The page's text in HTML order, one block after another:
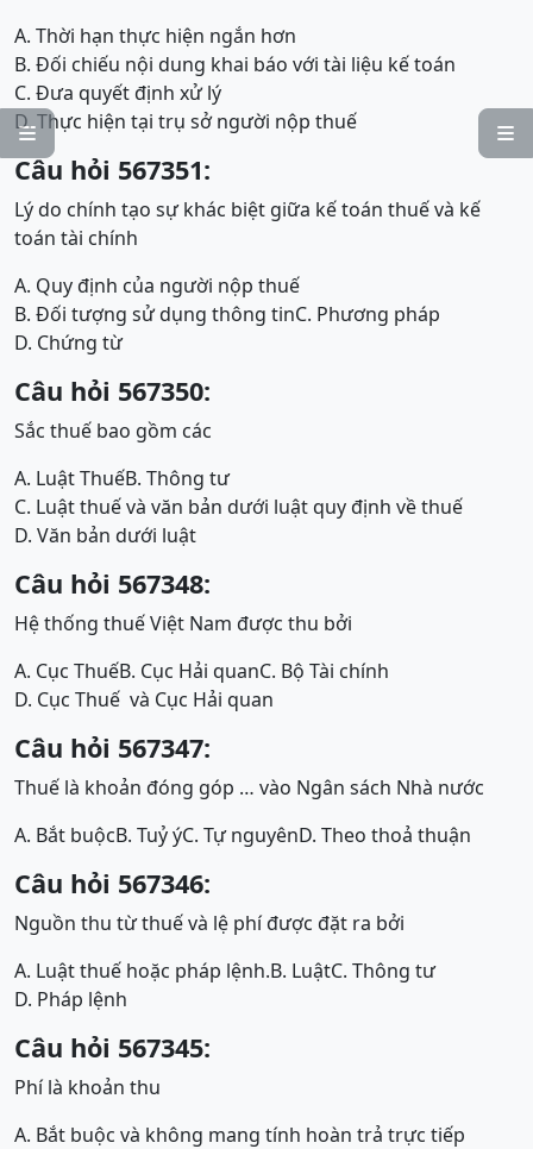


A. Thời hạn thực hiện ngắn hơn
B. Đối chiếu nội dung khai báo với tài liệu kế toán
C. Đưa quyết định xử lý
D. Thực hiện tại trụ sở người nộp thuế
Câu hỏi 567351:
Lý do chính tạo sự khác biệt giữa kế toán thuế và kế
toán tài chính
A. Quy định của người nộp thuế
B. Đối tượng sử dụng thông tinC. Phương pháp
D. Chứng từ
Câu hỏi 567350:
Sắc thuế bao gồm các
A. Luật ThuếB. Thông tư
C. Luật thuế và văn bản dưới luật quy định về thuế
D. Văn bản dưới luật
Câu hỏi 567348:
Hệ thống thuế Việt Nam được thu bởi
A. Cục ThuếB. Cục Hải quanC. Bộ Tài chính
D. Cục Thuế và Cục Hải quan
Câu hỏi 567347:
Thuế là khoản đóng góp … vào Ngân sách Nhà nước
A. Bắt buộcB. Tuỷ ýC. Tự nguyênD. Theo thoả thuận
Câu hỏi 567346:
Nguồn thu từ thuế và lệ phí được đặt ra bởi
A. Luật thuế hoặc pháp lệnh.B. LuậtC. Thông tư
D. Pháp lệnh
Câu hỏi 567345:
Phí là khoản thu
A. Bắt buộc và không mang tính hoàn trả trực tiếp